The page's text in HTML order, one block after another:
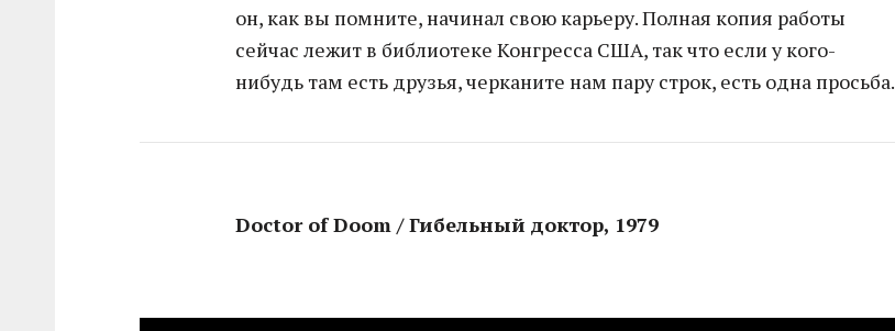
он, как вы помните, начинал свою карьеру. Полная копия работы
сейчас лежит в библиотеке Конгресса США, так что если у кого-
нибудь там есть друзья, черканите нам пару строк, есть одна просьба.
Doctor of Doom / Гибельный доктор, 1979